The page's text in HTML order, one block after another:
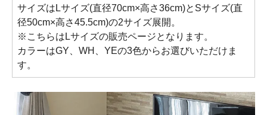
サイズはLサイズ(直径70cm×高さ36cm)とSサイズ(直
径50cm×高さ45.5cm)の2サイズ展開。
※こちらはLサイズの販売ページとなります。
カラーはGY、WH、YEの3色からお選びいただけま
す。